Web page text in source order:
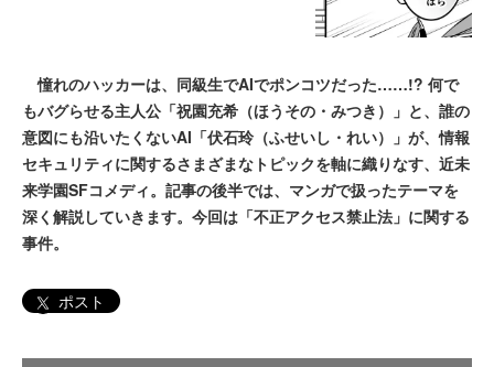
憧れのハッカーは、同級生でAIでポンコツだった……!? 何で
もバグらせる主人公「祝園充希（ほうその・みつき）」と、誰の
意図にも沿いたくないAI「伏石玲（ふせいし・れい）」が、情報
セキュリティに関するさまざまなトピックを軸に織りなす、近未
来学園SFコメディ。記事の後半では、マンガで扱ったテーマを
深く解説していきます。今回は「不正アクセス禁止法」に関する
事件。
ポスト